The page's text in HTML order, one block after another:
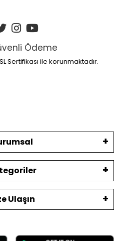
Ödeme
Sertifikası ile korunmaktadır.
Ulaşın